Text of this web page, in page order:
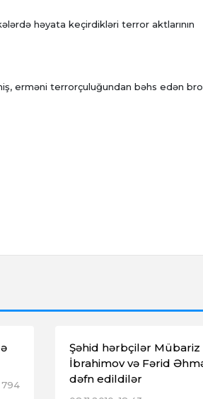
həyata keçirdikləri terror aktlarının
erməni terrorçuluğundan bəhs edən
Şəhid hərbçilər Mübariz
İbrahimov və Fərid
dəfn edildilər